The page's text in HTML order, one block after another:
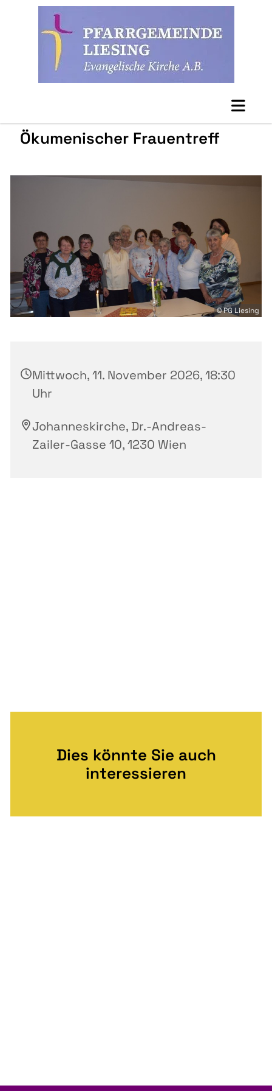
Ökumenischer Frauentreff
© PG Liesing
Mittwoch, 11. November 2026, 18:30
Uhr
Johanneskirche, Dr.-Andreas-
Zailer-Gasse 10, 1230 Wien
Dies könnte Sie auch
interessieren